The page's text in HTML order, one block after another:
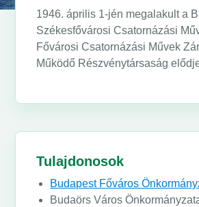
1946. április 1-jén megalakult a
Székesfővárosi Csatornázási
Fővárosi Csatornázási Művek
Működő Részvénytársaság
Tulajdonosok
Budapest Főváros
Budaörs Város